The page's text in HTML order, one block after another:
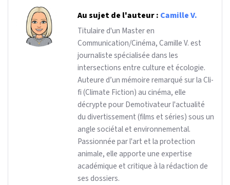
Au sujet de l'auteur : Camille V.
Titulaire d'un Master en
Communication/Cinéma, Camille V. est
journaliste spécialisée dans les
intersections entre culture et écologie.
Auteure d’un mémoire remarqué sur la Cli-
fi (Climate Fiction) au cinéma, elle
décrypte pour Demotivateur l'actualité
du divertissement (films et séries) sous un
angle sociétal et environnemental.
Passionnée par l'art et la protection
animale, elle apporte une expertise
académique et critique à la rédaction de
ses dossiers.